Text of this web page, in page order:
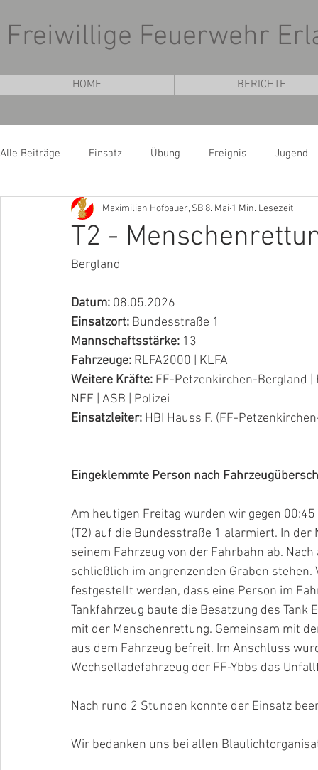
Freiwillige Feuerwehr
HOME BERICHTE
Alle Beiträge Einsatz Übung Ereignis Jugend
T2 -
Maximilian Hofbauer, SB 8. Mai 1 Min. Lesezeit
Bergland
Datum: 08.05.2026
Einsatzort: Bundesstraße 1
Mannschaftsstärke: 13
Fahrzeuge: RLFA2000 | KLFA
Weitere Kräfte: FF-Petzenkirchen-Bergland |
NEF | ASB | Polizei
Einsatzleiter: HBI Hauss F. (FF-
Eingeklemmte Person nach
Am heutigen Freitag wurden wir gegen
(T2) auf die Bundesstraße 1 alarmiert. In
seinem Fahrzeug von der Fahrbahn ab.
schließlich im angrenzenden Graben
festgestellt werden, dass eine Person im
Tankfahrzeug baute die Besatzung des
mit der Menschenrettung. Gemeinsam mit
aus dem Fahrzeug befreit. Im Anschluss
Wechselladefahrzeug der FF-Ybbs das
Nach rund 2 Stunden konnte der Einsatz
Wir bedanken uns bei allen